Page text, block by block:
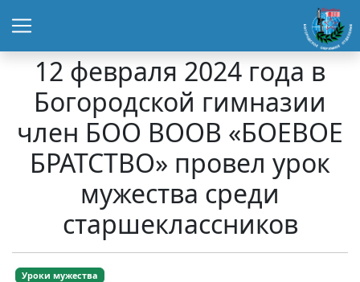
12 февраля 2024 года в
Богородской гимназии
член БОО ВООВ «БОЕВОЕ
БРАТСТВО» провел урок
мужества среди
старшеклассников
Уроки мужества